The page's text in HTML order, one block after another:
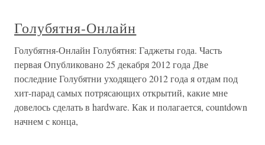
Голубятня-Онлайн
Голубятня-Онлайн Голубятня: Гаджеты года. Часть
первая Опубликовано 25 декабря 2012 года Две
последние Голубятни уходящего 2012 года я отдам под
хит-парад самых потрясающих открытий, какие мне
довелось сделать в hardware. Как и полагается, countdown
начнем с конца,